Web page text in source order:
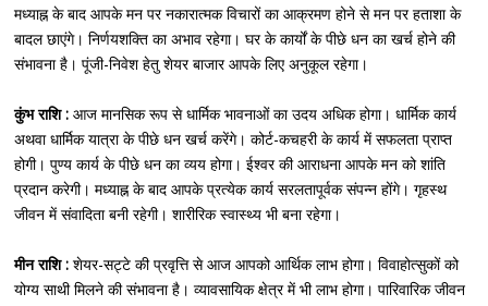
मध्याह्न के बाद आपके मन पर नकारात्मक विचारों का आक्रमण होने से मन पर हताशा के
बादल छाएंगे। निर्णयशक्ति का अभाव रहेगा। घर के कार्यों के पीछे धन का खर्च होने की
संभावना है। पूंजी-निवेश हेतु शेयर बाजार आपके लिए अनुकूल रहेगा।
कुंभ राशि : आज मानसिक रूप से धार्मिक भावनाओं का उदय अधिक होगा। धार्मिक कार्य
अथवा धार्मिक यात्रा के पीछे धन खर्च करेंगे। कोर्ट-कचहरी के कार्य में सफलता प्राप्त
होगी। पुण्य कार्य के पीछे धन का व्यय होगा। ईश्वर की आराधना आपके मन को शांति
प्रदान करेगी। मध्याह्न के बाद आपके प्रत्येक कार्य सरलतापूर्वक संपन्न होंगे। गृहस्थ
जीवन में संवादिता बनी रहेगी। शारीरिक स्वास्थ्य भी बना रहेगा।
मीन राशि : शेयर-सट्टे की प्रवृत्ति से आज आपको आर्थिक लाभ होगा। विवाहोत्सुकों को
योग्य साथी मिलने की संभावना है। व्यावसायिक क्षेत्र में भी लाभ होगा। पारिवारिक जीवन